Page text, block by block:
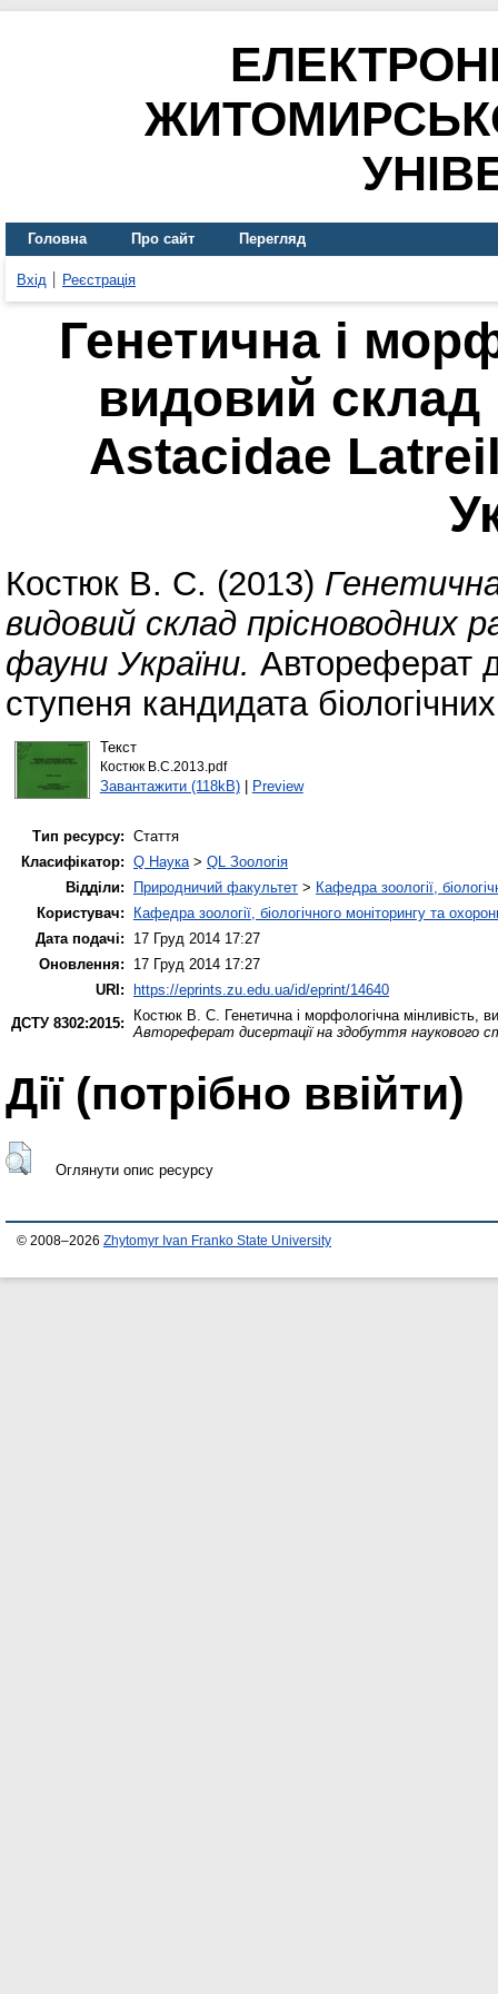
Головна Про сайт Перегляд
Вхід Реєстрація
Генетична і
видовий склад
Astacidae
Костюк В. С. (2013)
видовий склад прісноводних
фауни України. Автореферат
ступеня кандидата
Текст
Костюк В.С.2013.pdf
Завантажити (118kB)| Preview
Тип ресурсу: Стаття
Класифікатор: Q Наука> QL Зоологія
Відділи:
Природничий факультет > Кафедра зоології,
Користувач:
Кафедра зоології, біологічного моніторингу та
Дата подачі:
17 Груд 2014 17:27
Оновлення:
17 Груд 2014 17:27
URI:
https://eprints.zu.edu.ua/id/eprint/14640
ДСТУ 8302:2015:
Костюк В. С. Генетична і морфологічна мінливість,
Автореферат дисертації на здобуття наукового
Дії ​​(потрібно ввійти)
Оглянути опис ресурсу
© 2008–2026 Zhytomyr Ivan Franko State University